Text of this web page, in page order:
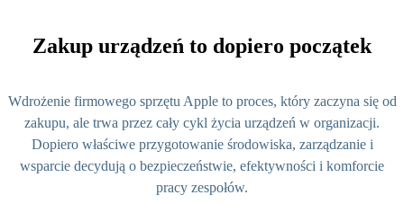
Zakup urządzeń to dopiero początek
Wdrożenie firmowego sprzętu Apple to proces, który zaczyna się od
zakupu, ale trwa przez cały cykl życia urządzeń w organizacji.
Dopiero właściwe przygotowanie środowiska, zarządzanie i
wsparcie decydują o bezpieczeństwie, efektywności i komforcie
pracy zespołów.